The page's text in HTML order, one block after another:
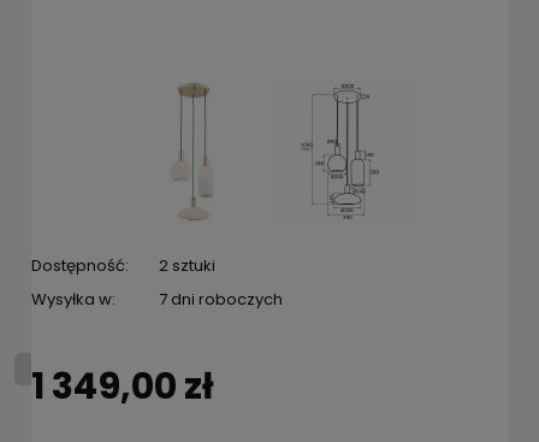
Dostępność:
2 sztuki
Wysyłka w:
7 dni roboczych
1 349,00 zł